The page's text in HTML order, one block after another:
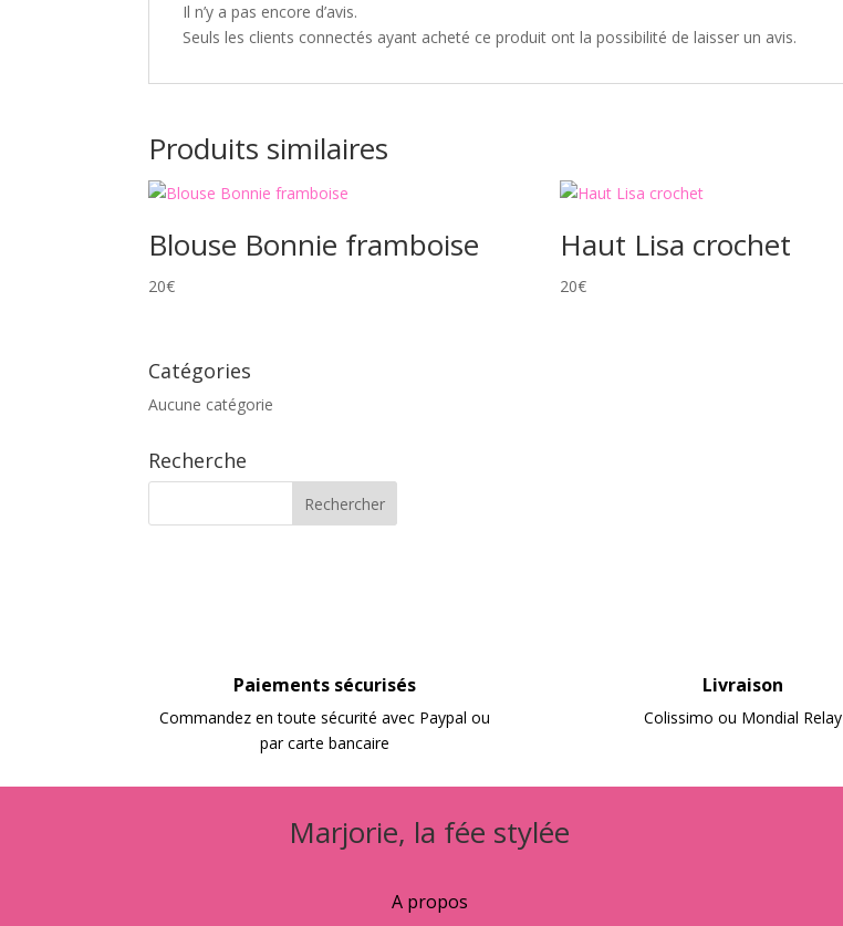
Il n’y a pas encore d’avis.
Seuls les clients connectés ayant acheté ce produit ont la possibilité de laisser un avis.
Produits similaires
Blouse Bonnie framboise
20€
Haut Lisa crochet
20€
Catégories
Aucune catégorie
Recherche
Paiements sécurisés
Commandez en toute sécurité avec Paypal ou
par carte bancaire
Livraison
Colissimo ou Mondial Relay
Marjorie, la fée stylée
A propos